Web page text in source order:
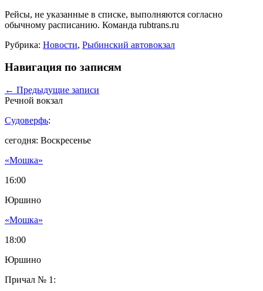
Рейсы, не указанные в списке, выполняются согласно
обычному расписанию. Команда rubtrans.ru
Рубрика: Новости, Рыбинский автовокзал
Навигация по записям
← Предыдущие записи
Речной вокзал
Судоверфь:
сегодня: Воскресенье
«Мошка»
16:00
Юршино
«Мошка»
18:00
Юршино
Причал № 1: